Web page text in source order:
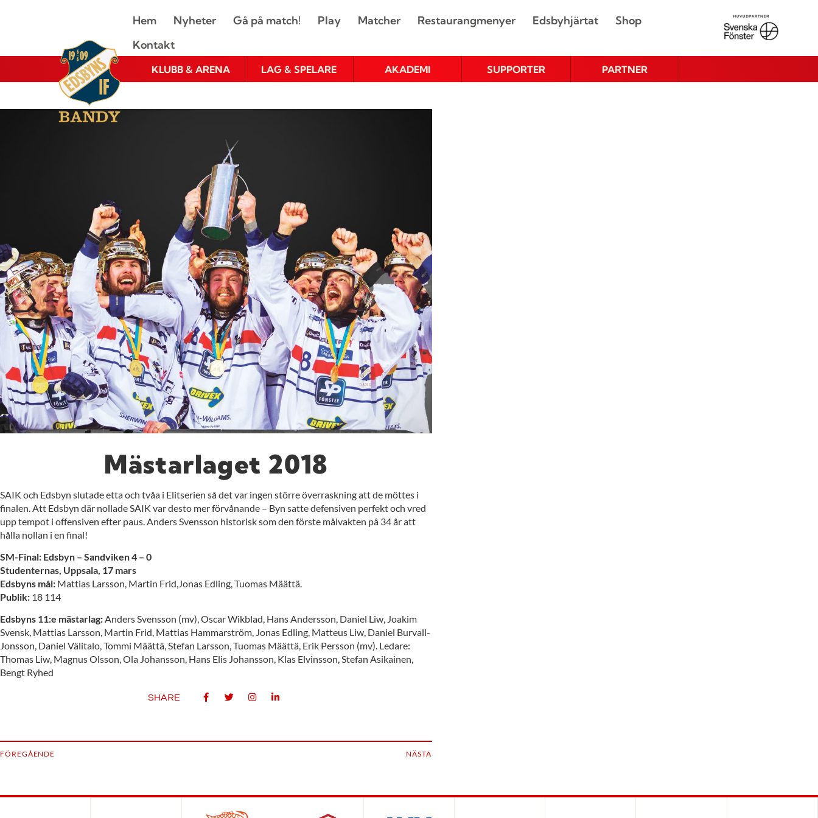
Hem Nyheter Gå på match! Play Matcher Restaurangmenyer Edsbyhjärtat
Shop
Kontakt
KLUBB & ARENA LAG & SPELARE AKADEMI SUPPORTER PARTNER
Mästarlaget 2018
SAIK och Edsbyn slutade etta och tvåa i Elitserien så det var ingen större överraskning att de möttes i
finalen. Att Edsbyn där nollade SAIK var desto mer förvånande – Byn satte defensiven perfekt och vred
upp tempot i offensiven efter paus. Anders Svensson historisk som den förste målvakten på 34 år att
hålla nollan i en final!
SM-Final: Edsbyn – Sandviken 4 – 0
Studenternas, Uppsala, 17 mars
Edsbyns mål: Mattias Larsson, Martin Frid,Jonas Edling, Tuomas Määttä.
Publik: 18 114
Edsbyns 11:e mästarlag:Anders Svensson (mv), Oscar Wikblad, Hans Andersson, Daniel Liw, Joakim
Svensk, Mattias Larsson, Martin Frid, Mattias Hammarström, Jonas Edling, Matteus Liw, Daniel Burvall-
Jonsson, Daniel Välitalo, Tommi Määttä, Stefan Larsson, Tuomas Määttä, Erik Persson (mv). Ledare:
Thomas Liw, Magnus Olsson, Ola Johansson, Hans Elis Johansson, Klas Elvinsson, Stefan Asikainen,
Bengt Ryhed
SHARE
FÖREGÅENDE NÄSTA